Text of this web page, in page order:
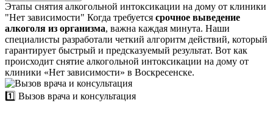
Этапы снятия алкогольной интоксикации на дому от клиники
"Нет зависимости" Когда требуется срочное выведение
алкоголя из организма, важна каждая минута. Наши
специалисты разработали четкий алгоритм действий, который
гарантирует быстрый и предсказуемый результат. Вот как
происходит снятие алкогольной интоксикации на дому от
клиники «Нет зависимости» в Воскресенске.
1️⃣ Вызов врача и консультация